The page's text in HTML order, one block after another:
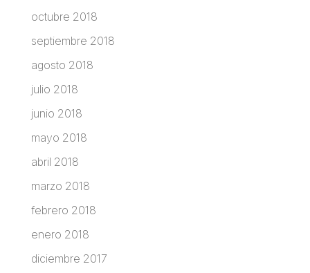
octubre 2018
septiembre 2018
agosto 2018
julio 2018
junio 2018
mayo 2018
abril 2018
marzo 2018
febrero 2018
enero 2018
diciembre 2017